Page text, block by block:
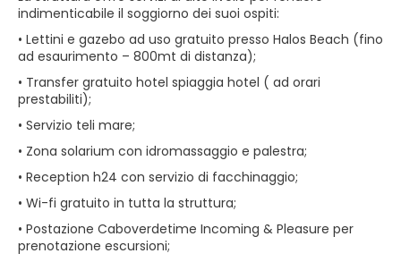
indimenticabile il soggiorno dei suoi ospiti:
• Lettini e gazebo ad uso gratuito presso Halos Beach (fino
ad esaurimento – 800mt di distanza);
• Transfer gratuito hotel spiaggia hotel ( ad orari
prestabiliti);
• Servizio teli mare;
• Zona solarium con idromassaggio e palestra;
• Reception h24 con servizio di facchinaggio;
• Wi-fi gratuito in tutta la struttura;
• Postazione Caboverdetime Incoming & Pleasure per
prenotazione escursioni;